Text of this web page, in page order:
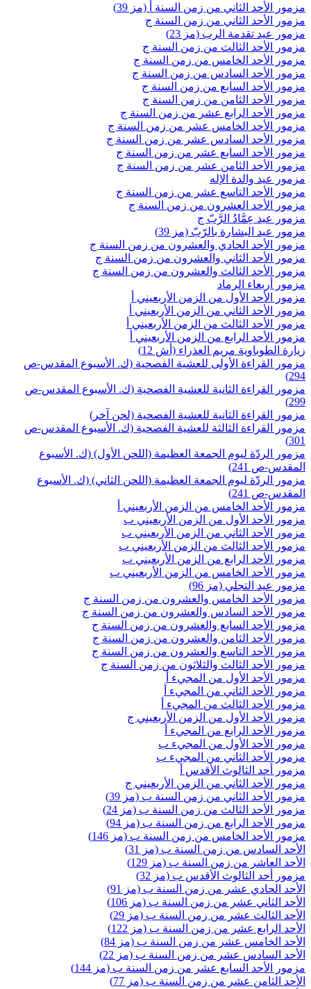
مزمور الأحد الثاني من زمن السنة أ (مز 39)
مزمور الأحد الثاني من زمن السنة ج
مزمور عيد تقدمة الرب (مز 23)
مزمور الأحد الثالث من زمن السنة ج
مزمور الأحد الخامس من زمن السنة ج
مزمور الأحد السادس من زمن السنة ج
مزمور الأحد السابع من زمن السنة ج
مزمور الأحد الثامن من زمن السنة ج
مزمور الأحد الرابع عشر من زمن السنة ج
مزمور الأحد الخامس عشر من زمن السنة ج
مزمور الأحد السادس عشر من زمن السنة ج
مزمور الأحد السابع عشر من زمن السنة ج
مزمور الأحد الثامن عشر من زمن السنة ج
مزمور عيد والدة الإله
مزمور الأحد التاسع عشر من زمن السنة ج
مزمور الأحد العشرون من زمن السنة ج
مزمور عيد عِمَّادُ الرَّبّ ج
مزمور عيد البشارة بالرّبّ (مز 39)
مزمور الأحد الحادي والعشرون من زمن السنة ج
مزمور الأحد الثاني والعشرون من زمن السنة ج
مزمور الأحد الثالث والعشرون من زمن السنة ج
مزمور أربعاء الرماد
مزمور الأحد الأول من الزمن الأربعيني أ
مزمور الأحد الثاني من الزمن الأربعيني أ
مزمور الأحد الثالث من الزمن الأربعيني أ
مزمور الأحد الرابع من الزمن الأربعيني أ
زيارة الطوباوية مريم العذراء (أش 12)
مزمور القراءة الأولى للعشية الفصحية (ك. الأسبوع المقدس-ص
294)
مزمور القراءة الثانية للعشية الفصحية (ك. الأسبوع المقدس-ص
299)
مزمور القراءة الثانية للعشية الفصحية (لحن آخر)
مزمور القراءة الثالثة للعشية الفصحية (ك. الأسبوع المقدس-ص
301)
مزمور الردّة ليوم الجمعة العظيمة (اللحن الأول) (ك. الأسبوع
المقدس-ص 241)
مزمور الردّة ليوم الجمعة العظيمة (اللحن الثاني) (ك. الأسبوع
المقدس-ص 241)
مزمور الأحد الخامس من الزمن الأربعيني أ
مزمور الأحد الأول من الزمن الأربعيني ب
مزمور الأحد الثاني من الزمن الأربعيني ب
مزمور الأحد الثالث من الزمن الأربعيني ب
مزمور الأحد الرابع من الزمن الأربعيني ب
مزمور الأحد الخامس من الزمن الأربعيني ب
مزمور عيد التجلي (مز 96)
مزمور الأحد الخامس والعشرون من زمن السنة ج
مزمور الأحد السادس والعشرون من زمن السنة ج
مزمور الأحد السابع والعشرون من زمن السنة ج
مزمور الأحد الثامن والعشرون من زمن السنة ج
مزمور الأحد التاسع والعشرون من زمن السنة ج
مزمور الأحد الثالث والثلاثون من زمن السنة ج
مزمور الأحد الأول من المجيء أ
مزمور الأحد الثاني من المجيء أ
مزمور الأحد الثالث من المجيء أ
مزمور الأحد الأول من الزمن الأربعيني ج
مزمور الأحد الرابع من المجيء أ
مزمور الأحد الأول من المجيء ب
مزمور الأحد الثاني من المجيء ب
مزمور أحد الثالوث الأقدس أ
مزمور الأحد الثاني من الزمن الأربعيني ج
مزمور الأحد الثاني من زمن السنة ب (مز 39)
مزمور الأحد الثالث من زمن السنة ب (مز 24)
مزمور الأحد الرابع من زمن السنة ب (مز 94)
مزمور الأحد الخامس من زمن السنة ب (مز 146)
الأحد السادس من زمن السنة ب (مز 31)
الأحد العاشر من زمن السنة ب (مز 129)
مزمور أحد الثالوث الأقدس ب (مز 32)
الأحد الحادي عشر من زمن السنة ب (مز 91)
الأحد الثاني عشر من زمن السنة ب (مز 106)
الأحد الثالث عشر من زمن السنة ب (مز 29)
الأحد الرابع عشر من زمن السنة ب (مز 122)
الأحد الخامس عشر من زمن السنة ب (مز 84)
الأحد السادس عشر من زمن السنة ب (مز 22)
مزمور الأحد السابع عشر من زمن السنة ب (مز 144)
الأحد الثامن عشر من زمن السنة ب (مز 77)